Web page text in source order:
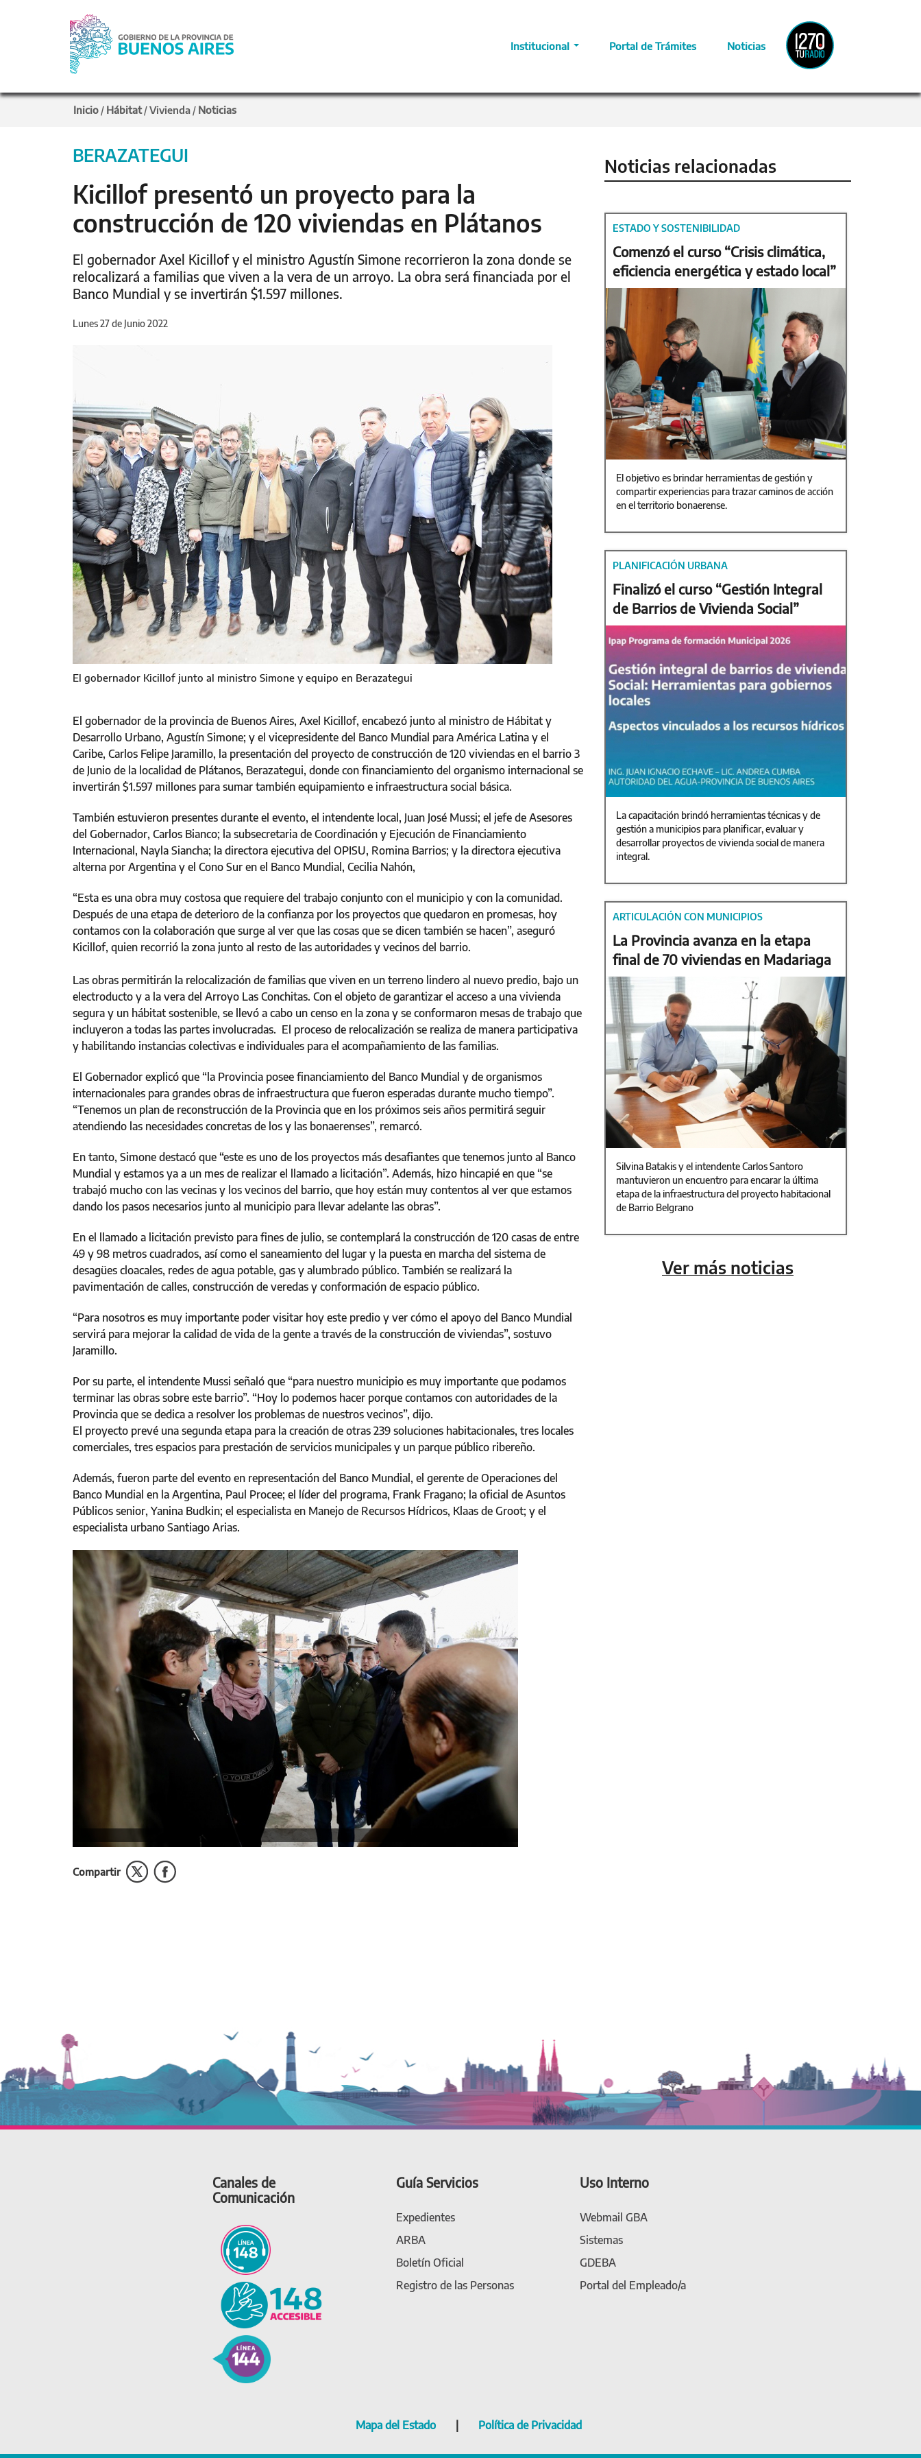
Institucional Portal de Trámites Noticias
Radio
Provincia
Inicio / Hábitat/Vivienda / Noticias
BERAZATEGUI
Kicillof presentó un proyecto para la
construcción de 120 viviendas en Plátanos
El gobernador Axel Kicillof y el ministro Agustín Simone recorrieron la zona donde se
relocalizará a familias que viven a la vera de un arroyo. La obra será financiada por el
Banco Mundial y se invertirán $1.597 millones.
Lunes 27 de Junio 2022
El gobernador Kicillof junto al ministro Simone y equipo en Berazategui
El gobernador de la provincia de Buenos Aires, Axel Kicillof, encabezó junto al ministro de Hábitat y
Desarrollo Urbano, Agustín Simone; y el vicepresidente del Banco Mundial para América Latina y el
Caribe, Carlos Felipe Jaramillo, la presentación del proyecto de construcción de 120 viviendas en el barrio 3
de Junio de la localidad de Plátanos, Berazategui, donde con financiamiento del organismo internacional se
invertirán $1.597 millones para sumar también equipamiento e infraestructura social básica.
También estuvieron presentes durante el evento, el intendente local, Juan José Mussi; el jefe de Asesores
del Gobernador, Carlos Bianco; la subsecretaria de Coordinación y Ejecución de Financiamiento
Internacional, Nayla Siancha; la directora ejecutiva del OPISU, Romina Barrios; y la directora ejecutiva
alterna por Argentina y el Cono Sur en el Banco Mundial, Cecilia Nahón,
“Esta es una obra muy costosa que requiere del trabajo conjunto con el municipio y con la comunidad.
Después de una etapa de deterioro de la confianza por los proyectos que quedaron en promesas, hoy
contamos con la colaboración que surge al ver que las cosas que se dicen también se hacen”, aseguró
Kicillof, quien recorrió la zona junto al resto de las autoridades y vecinos del barrio.
Las obras permitirán la relocalización de familias que viven en un terreno lindero al nuevo predio, bajo un
electroducto y a la vera del Arroyo Las Conchitas. Con el objeto de garantizar el acceso a una vivienda
segura y un hábitat sostenible, se llevó a cabo un censo en la zona y se conformaron mesas de trabajo que
incluyeron a todas las partes involucradas. El proceso de relocalización se realiza de manera participativa
y habilitando instancias colectivas e individuales para el acompañamiento de las familias.
El Gobernador explicó que “la Provincia posee financiamiento del Banco Mundial y de organismos
internacionales para grandes obras de infraestructura que fueron esperadas durante mucho tiempo”.
“Tenemos un plan de reconstrucción de la Provincia que en los próximos seis años permitirá seguir
atendiendo las necesidades concretas de los y las bonaerenses”, remarcó.
En tanto, Simone destacó que “este es uno de los proyectos más desafiantes que tenemos junto al Banco
Mundial y estamos ya a un mes de realizar el llamado a licitación”. Además, hizo hincapié en que “se
trabajó mucho con las vecinas y los vecinos del barrio, que hoy están muy contentos al ver que estamos
dando los pasos necesarios junto al municipio para llevar adelante las obras”.
En el llamado a licitación previsto para fines de julio, se contemplará la construcción de 120 casas de entre
49 y 98 metros cuadrados, así como el saneamiento del lugar y la puesta en marcha del sistema de
desagües cloacales, redes de agua potable, gas y alumbrado público. También se realizará la
pavimentación de calles, construcción de veredas y conformación de espacio público.
“Para nosotros es muy importante poder visitar hoy este predio y ver cómo el apoyo del Banco Mundial
servirá para mejorar la calidad de vida de la gente a través de la construcción de viviendas”, sostuvo
Jaramillo.
Por su parte, el intendente Mussi señaló que “para nuestro municipio es muy importante que podamos
terminar las obras sobre este barrio”. “Hoy lo podemos hacer porque contamos con autoridades de la
Provincia que se dedica a resolver los problemas de nuestros vecinos”, dijo.
El proyecto prevé una segunda etapa para la creación de otras 239 soluciones habitacionales, tres locales
comerciales, tres espacios para prestación de servicios municipales y un parque público ribereño.
Además, fueron parte del evento en representación del Banco Mundial, el gerente de Operaciones del
Banco Mundial en la Argentina, Paul Procee; el líder del programa, Frank Fragano; la oficial de Asuntos
Públicos senior, Yanina Budkin; el especialista en Manejo de Recursos Hídricos, Klaas de Groot; y el
especialista urbano Santiago Arias.
Compartir
Noticias relacionadas
ESTADO Y SOSTENIBILIDAD
Comenzó el curso “Crisis climática,
eficiencia energética y estado local”
El objetivo es brindar herramientas de gestión y
compartir experiencias para trazar caminos de acción
en el territorio bonaerense.
PLANIFICACIÓN URBANA
Finalizó el curso “Gestión Integral
de Barrios de Vivienda Social”
La capacitación brindó herramientas técnicas y de
gestión a municipios para planificar, evaluar y
desarrollar proyectos de vivienda social de manera
integral.
ARTICULACIÓN CON MUNICIPIOS
La Provincia avanza en la etapa
final de 70 viviendas en Madariaga
Silvina Batakis y el intendente Carlos Santoro
mantuvieron un encuentro para encarar la última
etapa de la infraestructura del proyecto habitacional
de Barrio Belgrano
Ver más noticias
Canales de
Comunicación
Guía Servicios
Expedientes
ARBA
Boletín Oficial
Registro de las Personas
Uso Interno
Webmail GBA
Sistemas
GDEBA
Portal del Empleado/a
Mapa del Estado Política de Privacidad